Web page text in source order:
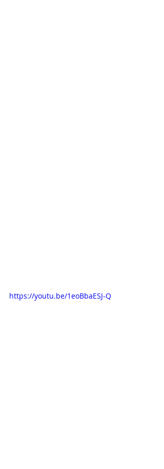
https://youtu.be/1eoBbaESJ-Q